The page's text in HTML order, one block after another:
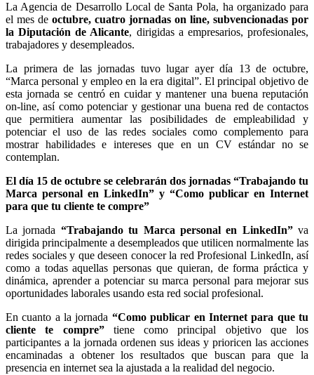
La Agencia de Desarrollo Local de Santa Pola, ha organizado para
el mes de octubre, cuatro jornadas on line, subvencionadas por
la Diputación de Alicante, dirigidas a empresarios, profesionales,
trabajadores y desempleados.
La primera de las jornadas tuvo lugar ayer día 13 de octubre,
“Marca personal y empleo en la era digital”. El principal objetivo de
esta jornada se centró en cuidar y mantener una buena reputación
on-line, así como potenciar y gestionar una buena red de contactos
que permitiera aumentar las posibilidades de empleabilidad y
potenciar el uso de las redes sociales como complemento para
mostrar habilidades e intereses que en un CV estándar no se
contemplan.
El día 15 de octubre se celebrarán dos jornadas “Trabajando tu
Marca personal en LinkedIn” y “Como publicar en Internet
para que tu cliente te compre”
La jornada “Trabajando tu Marca personal en LinkedIn”va
dirigida principalmente a desempleados que utilicen normalmente las
redes sociales y que deseen conocer la red Profesional LinkedIn, así
como a todas aquellas personas que quieran, de forma práctica y
dinámica, aprender a potenciar su marca personal para mejorar sus
oportunidades laborales usando esta red social profesional.
En cuanto a la jornada “Como publicar en Internet para que tu
cliente te compre”tiene como principal objetivo que los
participantes a la jornada ordenen sus ideas y prioricen las acciones
encaminadas a obtener los resultados que buscan para que la
presencia en internet sea la ajustada a la realidad del negocio.